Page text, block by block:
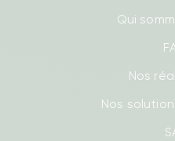
Qui
Nos
Nos